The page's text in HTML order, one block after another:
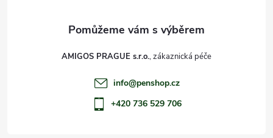
AMIGOS PRAGUE s.r.o.
info@penshop.cz
+420 736 529 706